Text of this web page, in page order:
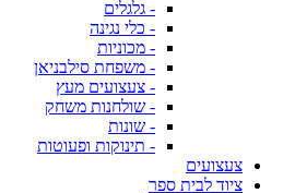
- גלגלים
- כלי נגינה
- מכוניות
- משפחת סילבניאן
- צעצועים מעץ
- שולחנות משחק
- שונות
- תינוקות ופעוטות
צעצועים
ציוד לבית ספר